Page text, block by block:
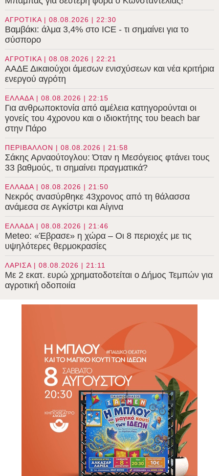
ΑΓΡΟΤΙΚΑ | 08.08.2026 | 22:30
Βαμβάκι: άλμα 3,4% στο ICE - τι σημαίνει για το
σύσπορο
ΑΓΡΟΤΙΚΑ | 08.08.2026 | 22:21
ΑΑΔΕ Δικαιούχοι άμεσων ενισχύσεων και νέα κριτήρια
ενεργού αγρότη
ΕΛΛΑΔΑ | 08.08.2026 | 22:15
Για ανθρωποκτονία από αμέλεια κατηγορούνται οι
γονείς του 4χρονου και ο ιδιοκτήτης του beach bar
στην Πάρο
ΠΕΡΙΒΑΛΛΟΝ | 08.08.2026 | 21:58
Σάκης Αρναούτογλου: Όταν η Μεσόγειος φτάνει τους
33 βαθμούς, τι σημαίνει πραγματικά?
ΕΛΛΑΔΑ | 08.08.2026 | 21:50
Νεκρός ανασύρθηκε 43χρονος από τη θάλασσα
ανάμεσα σε Αγκίστρι και Αίγινα
ΕΛΛΑΔΑ | 08.08.2026 | 21:46
Meteo: «Έβρασε» η χώρα – Οι 8 περιοχές με τις
υψηλότερες θερμοκρασίες
ΛΑΡΙΣΑ | 08.08.2026 | 21:11
Με 2 εκατ. ευρώ χρηματοδοτείται ο Δήμος Τεμπών για
αγροτική οδοποιία